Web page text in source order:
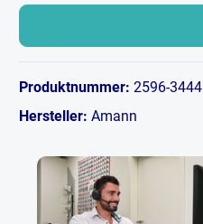
Produktnummer:2596-3444
Hersteller:Amann